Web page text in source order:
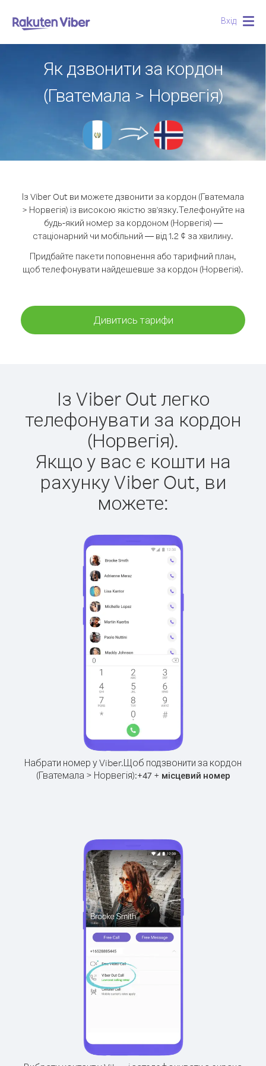
Вхід
Як дзвонити за кордон
(Гватемала > Норвегія)
Із Viber Out ви можете дзвонити за кордон (Гватемала
> Норвегія) із високою якістю зв'язку.Телефонуйте на
будь-який номер за кордоном (Норвегія) —
стаціонарний чи мобільний — від 1.2 ¢ за хвилину.
Придбайте пакети поповнення або тарифний план,
щоб телефонувати найдешевше за кордон (Норвегія).
Дивитись тарифи
Із Viber Out легко
телефонувати за кордон
(Норвегія).
Якщо у вас є кошти на
рахунку Viber Out, ви
можете:
Набрати номер у Viber.Щоб подзвонити за кордон
(Гватемала > Норвегія):+47+ місцевий номер